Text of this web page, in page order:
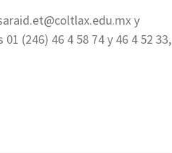
y
(246) 46 4 58 74 y 46 4 52 33,